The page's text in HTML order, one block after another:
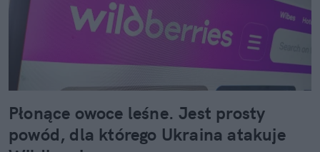
Płonące owoce leśne. Jest prosty
powód, dla którego Ukraina atakuje